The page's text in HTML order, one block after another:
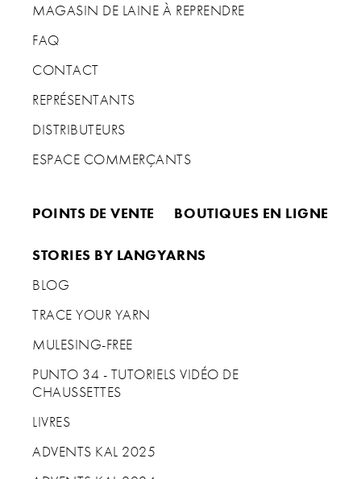
MAGASIN DE LAINE À REPRENDRE
FAQ
CONTACT
REPRÉSENTANTS
DISTRIBUTEURS
ESPACE COMMERÇANTS
POINTS DE VENTE BOUTIQUES EN LIGNE
STORIES BY LANGYARNS
BLOG
TRACE YOUR YARN
MULESING-FREE
PUNTO 34 - TUTORIELS VIDÉO DE
CHAUSSETTES
LIVRES
ADVENTS KAL 2025